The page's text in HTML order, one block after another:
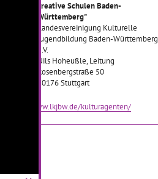
kreative Schulen Baden-
Württemberg"
Landesvereinigung Kulturelle
Jugendbildung Baden-Württemberg
e.V.
Nils Hoheußle, Leitung
Rosenbergstraße 50
70176 Stuttgart
www.lkjbw.de/kulturagenten/